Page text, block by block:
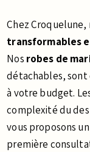
Chez Croquelune,
transformables
Nos robes de
détachables, sont
à votre budget.
complexité du
vous proposons un
première